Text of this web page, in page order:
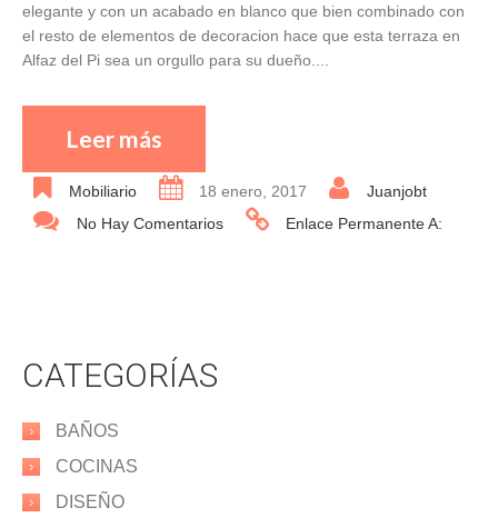
elegante y con un acabado en blanco que bien combinado con
el resto de elementos de decoracion hace que esta terraza en
Alfaz del Pi sea un orgullo para su dueño....
Leer más
Mobiliario 18 enero, 2017
Juanjobt
No Hay Comentarios
Enlace Permanente A:
CATEGORÍAS
BAÑOS
COCINAS
DISEÑO